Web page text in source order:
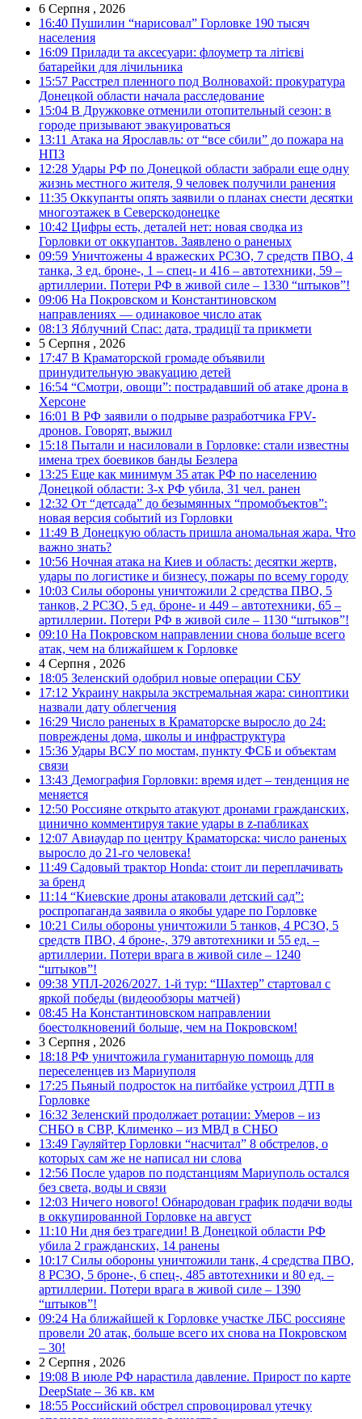
6 Серпня , 2026
16:40 Пушилин “нарисовал” Горловке 190 тысяч
населения
16:09 Прилади та аксесуари: флоуметр та літієві
батарейки для лічильника
15:57 Расстрел пленного под Волновахой: прокуратура
Донецкой области начала расследование
15:04 В Дружковке отменили отопительный сезон: в
городе призывают эвакуироваться
13:11 Атака на Ярославль: от “все сбили” до пожара на
НПЗ
12:28 Удары РФ по Донецкой области забрали еще одну
жизнь местного жителя, 9 человек получили ранения
11:35 Оккупанты опять заявили о планах снести десятки
многоэтажек в Северскодонецке
10:42 Цифры есть, деталей нет: новая сводка из
Горловки от оккупантов. Заявлено о раненых
09:59 Уничтожены 4 вражеских РСЗО, 7 средств ПВО, 4
танка, 3 ед. броне-, 1 – спец- и 416 – автотехники, 59 –
артиллерии. Потери РФ в живой силе – 1330 “штыков”!
09:06 На Покровском и Константиновском
направлениях — одинаковое число атак
08:13 Яблучний Спас: дата, традиції та прикмети
5 Серпня , 2026
17:47 В Краматорской громаде объявили
принудительную эвакуацию детей
16:54 “Смотри, овощи”: пострадавший об атаке дрона в
Херсоне
16:01 В РФ заявили о подрыве разработчика FPV-
дронов. Говорят, выжил
15:18 Пытали и насиловали в Горловке: стали известны
имена трех боевиков банды Безлера
13:25 Еще как минимум 35 атак РФ по населению
Донецкой области: 3-х РФ убила, 31 чел. ранен
12:32 От “детсада” до безымянных “промобъектов”:
новая версия событий из Горловки
11:49 В Донецкую область пришла аномальная жара. Что
важно знать?
10:56 Ночная атака на Киев и область: десятки жертв,
удары по логистике и бизнесу, пожары по всему городу
10:03 Силы обороны уничтожили 2 средства ПВО, 5
танков, 2 РСЗО, 5 ед. броне- и 449 – автотехники, 65 –
артиллерии. Потери РФ в живой силе – 1130 “штыков”!
09:10 На Покровском направлении снова больше всего
атак, чем на ближайшем к Горловке
4 Серпня , 2026
18:05 Зеленский одобрил новые операции СБУ
17:12 Украину накрыла экстремальная жара: синоптики
назвали дату облегчения
16:29 Число раненых в Краматорске выросло до 24:
повреждены дома, школы и инфраструктура
15:36 Удары ВСУ по мостам, пункту ФСБ и объектам
связи
13:43 Демография Горловки: время идет – тенденция не
меняется
12:50 Россияне открыто атакуют дронами гражданских,
цинично комментируя такие удары в z-пабликах
12:07 Авиаудар по центру Краматорска: число раненых
выросло до 21-го человека!
11:49 Садовый трактор Honda: стоит ли переплачивать
за бренд
11:14 “Киевские дроны атаковали детский сад”:
роспропаганда заявила о якобы ударе по Горловке
10:21 Силы обороны уничтожили 5 танков, 4 РСЗО, 5
средств ПВО, 4 броне-, 379 автотехники и 55 ед. –
артиллерии. Потери врага в живой силе – 1240
“штыков”!
09:38 УПЛ-2026/2027. 1-й тур: “Шахтер” стартовал с
яркой победы (видеообзоры матчей)
08:45 На Константиновском направлении
боестолкновений больше, чем на Покровском!
3 Серпня , 2026
18:18 РФ уничтожила гуманитарную помощь для
переселенцев из Мариуполя
17:25 Пьяный подросток на питбайке устроил ДТП в
Горловке
16:32 Зеленский продолжает ротации: Умеров – из
СНБО в СВР, Клименко – из МВД в СНБО
13:49 Гауляйтер Горловки “насчитал” 8 обстрелов, о
которых сам же не написал ни слова
12:56 После ударов по подстанциям Мариуполь остался
без света, воды и связи
12:03 Ничего нового! Обнародован график подачи воды
в оккупированной Горловке на август
11:10 Ни дня без трагедии! В Донецкой области РФ
убила 2 гражданских, 14 ранены
10:17 Силы обороны уничтожили танк, 4 средства ПВО,
8 РСЗО, 5 броне-, 6 спец-, 485 автотехники и 80 ед. –
артиллерии. Потери врага в живой силе – 1390
“штыков”!
09:24 На ближайшей к Горловке участке ЛБС россияне
провели 20 атак, больше всего их снова на Покровском
– 30!
2 Серпня , 2026
19:08 В июле РФ нарастила давление. Прирост по карте
DeepState – 36 кв. км
18:55 Российский обстрел спровоцировал утечку